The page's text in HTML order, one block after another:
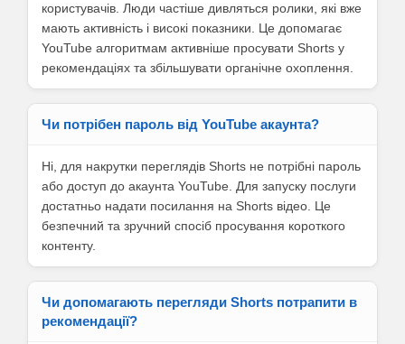
користувачів. Люди частіше дивляться ролики, які вже
мають активність і високі показники. Це допомагає
YouTube алгоритмам активніше просувати Shorts у
рекомендаціях та збільшувати органічне охоплення.
Чи потрібен пароль від YouTube акаунта?
Ні, для накрутки переглядів Shorts не потрібні пароль
або доступ до акаунта YouTube. Для запуску послуги
достатньо надати посилання на Shorts відео. Це
безпечний та зручний спосіб просування короткого
контенту.
Чи допомагають перегляди Shorts потрапити в
рекомендації?